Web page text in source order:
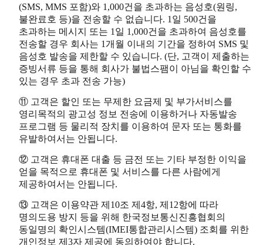
(SMS, MMS 포함)와 1,000건을 초과하는 음성호(원링,
불완료호 등)을 전송할 수 없습니다. 1일 500건을
초과하는 메시지 또는 1일 1,000건을 초과하여 음성호를
전송할 경우 회사는 1개월 이내의 기간을 정하여 SMS 및
음성호 발송을 제한할 수 있습니다. (단, 고객이 제출하는
증빙서류 등을 통해 회사가 불법스팸이 아님을 확인할 수
있는 경우 초과 전송 가능)
⑪ 고객은 할인 또는 무제한 요금제 및 부가서비스를
영리목적의 광고성 정보 전송에 이용하거나 자동발송
프로그램 등 물리적 장치를 이용하여 문자 또는 통화를
유발하여서는 안됩니다.
⑫ 고객은 휴대폰 대출 등 금전 또는 기타 부정한 이익을
얻을 목적으로 휴대폰 및 서비스를 다른 사람에게
제공하여서는 안됩니다.
⑬ 고객은 이용약관 제10조 제4항, 제12항에 따라
명의도용 방지 등을 위해 한국정보통신진흥협회의
동일명의 확인시스템(IMEI통합관리시스템) 조회를 위한
개인정보 제3자 제공에 동의하여야 합니다.